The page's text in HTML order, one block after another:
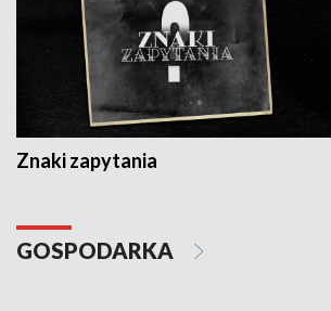
Znaki zapytania
GOSPODARKA